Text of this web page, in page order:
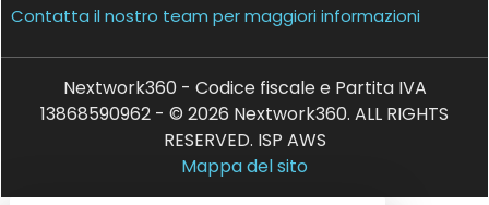
Contatta il nostro team per maggiori informazioni
Nextwork360 - Codice fiscale e Partita IVA
13868590962 - © 2026 Nextwork360. ALL RIGHTS
RESERVED. ISP AWS
Mappa del sito